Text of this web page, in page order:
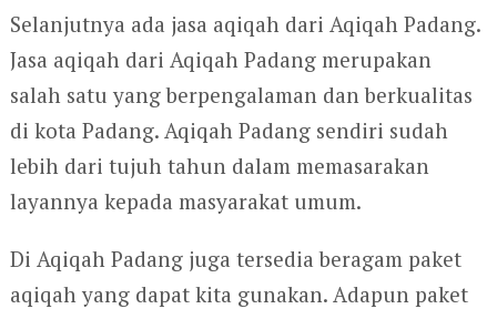
Selanjutnya ada jasa aqiqah dari Aqiqah Padang.
Jasa aqiqah dari Aqiqah Padang merupakan
salah satu yang berpengalaman dan berkualitas
di kota Padang. Aqiqah Padang sendiri sudah
lebih dari tujuh tahun dalam memasarakan
layannya kepada masyarakat umum.
Di Aqiqah Padang juga tersedia beragam paket
aqiqah yang dapat kita gunakan. Adapun paket